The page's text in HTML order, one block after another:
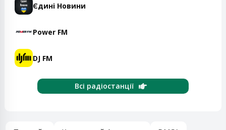
Єдині Новини
Power FM
DJ FM
Всі радіостанції